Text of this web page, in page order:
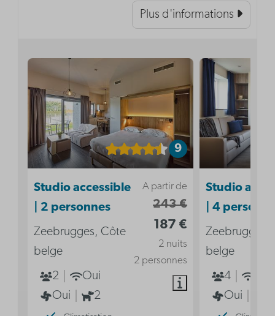
Plus d'informations
9
A partir de
243 €
187 €
2 nuits
2 personnes
Studio accessible
| 2 personnes
Zeebrugges, Côte
belge
2
Oui
Oui
2
Studio
| 4
Zeebrugges,
belge
4
Oui